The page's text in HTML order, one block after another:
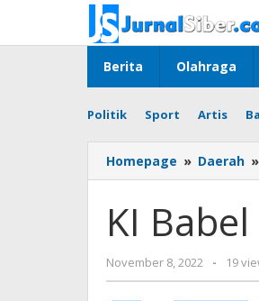
content
Berita Olahraga
Politik Sport Artis
Homepage » Daerah »
KI
November 8, 2022
by
- 19